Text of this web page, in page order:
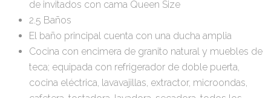
de invitados con cama Queen Size
2.5 Baños
El baño principal cuenta con una ducha amplia
Cocina con encimera de granito natural y muebles de
teca; equipada con refrigerador de doble puerta,
cocina eléctrica, lavavajillas, extractor, microondas,